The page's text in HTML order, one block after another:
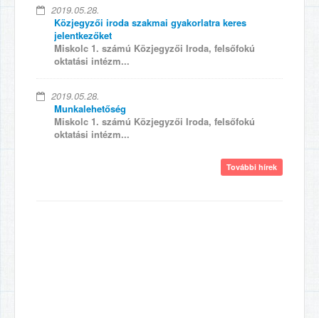
2019.05.28.
Közjegyzői iroda szakmai gyakorlatra keres
jelentkezőket
Miskolc 1. számú Közjegyzői Iroda, felsőfokú
oktatási intézm...
2019.05.28.
Munkalehetőség
Miskolc 1. számú Közjegyzői Iroda, felsőfokú
oktatási intézm...
További hírek